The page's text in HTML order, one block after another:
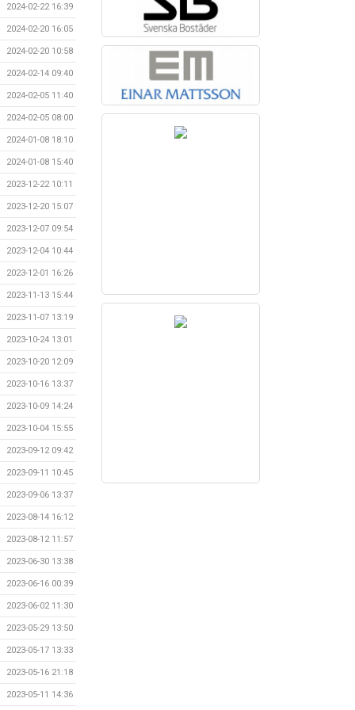
2024-02-22 16:39
2024-02-20 16:05
2024-02-20 10:58
2024-02-14 09:40
2024-02-05 11:40
2024-02-05 08:00
2024-01-08 18:10
2024-01-08 15:40
2023-12-22 10:11
2023-12-20 15:07
2023-12-07 09:54
2023-12-04 10:44
2023-12-01 16:26
2023-11-13 15:44
2023-11-07 13:19
2023-10-24 13:01
2023-10-20 12:09
2023-10-16 13:37
2023-10-09 14:24
2023-10-04 15:55
2023-09-12 09:42
2023-09-11 10:45
2023-09-06 13:37
2023-08-14 16:12
2023-08-12 11:57
2023-06-30 13:38
2023-06-16 00:39
2023-06-02 11:30
2023-05-29 13:50
2023-05-17 13:33
2023-05-16 21:18
2023-05-11 14:36